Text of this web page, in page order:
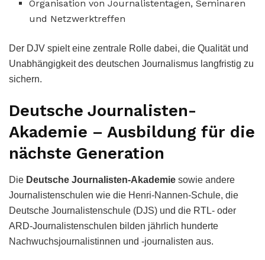
Organisation von Journalistentagen, Seminaren
und Netzwerktreffen
Der DJV spielt eine zentrale Rolle dabei, die Qualität und
Unabhängigkeit des deutschen Journalismus langfristig zu
sichern.
Deutsche Journalisten-
Akademie – Ausbildung für die
nächste Generation
Die Deutsche Journalisten-Akademie sowie andere
Journalistenschulen wie die Henri-Nannen-Schule, die
Deutsche Journalistenschule (DJS) und die RTL- oder
ARD-Journalistenschulen bilden jährlich hunderte
Nachwuchsjournalistinnen und -journalisten aus.